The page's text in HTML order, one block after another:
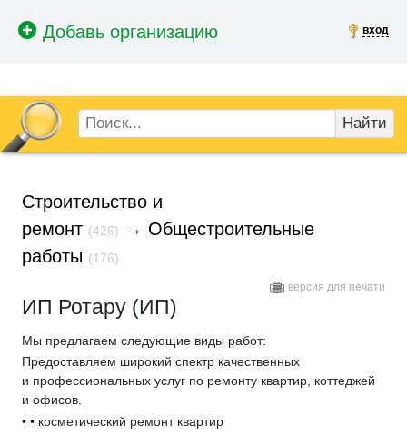
вход
Найти
Строительство и
ремонт (426) → Общестроительные
работы (176)
версия для печати
ИП Ротару (ИП)
Мы предлагаем следующие виды работ:
Предоставляем широкий спектр качественных
и профессиональных услуг по ремонту квартир, коттеджей
и офисов.
• • косметический ремонт квартир